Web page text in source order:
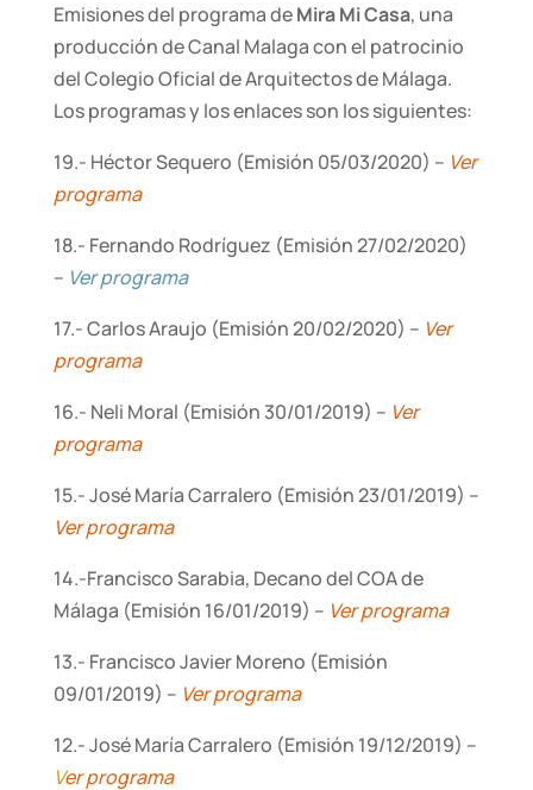
Emisiones del programa deMira Mi Casa, una
producción de Canal Malaga con el patrocinio
del Colegio Oficial de Arquitectos de Málaga.
Los programas y los enlaces son los siguientes:
19.- Héctor Sequero (Emisión 05/03/2020) – Ver
programa
18.- Fernando Rodríguez (Emisión 27/02/2020)
– Ver programa
17.- Carlos Araujo (Emisión 20/02/2020) – Ver
programa
16.- Neli Moral (Emisión 30/01/2019) – Ver
programa
15.- José María Carralero (Emisión 23/01/2019) –
Ver programa
14.-Francisco Sarabia, Decano del COA de
Málaga (Emisión 16/01/2019) – Ver programa
13.- Francisco Javier Moreno (Emisión
09/01/2019) – Ver programa
12.- José María Carralero (Emisión 19/12/2019) –
Ver programa